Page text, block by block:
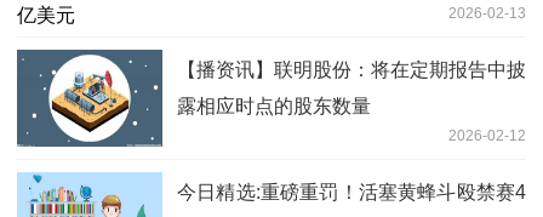
2026-02-13
【播资讯】联明股份：将在定期报告中披
露相应时点的股东数量
2026-02-12
今日精选:重磅重罚！活塞黄蜂斗殴禁赛4